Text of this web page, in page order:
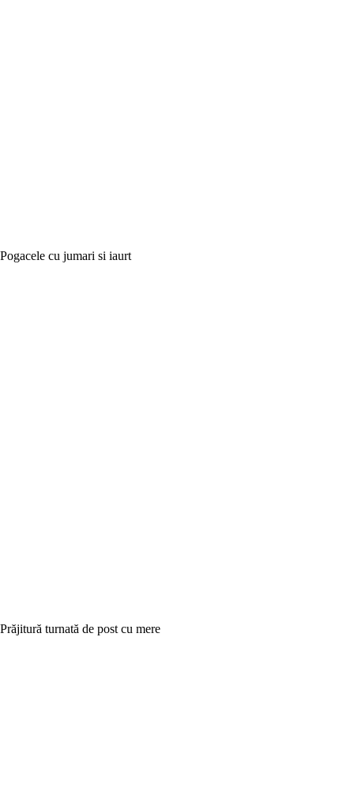
Pogacele cu jumari si iaurt
Prăjitură turnată de post cu mere